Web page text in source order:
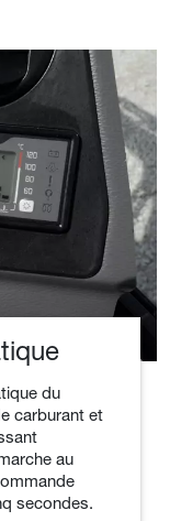
du
carburant et
au
secondes.